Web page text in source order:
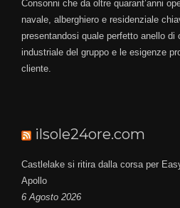
Consonni che da oltre quarant’anni
navale, alberghiero e residenziale
presentandosi quale perfetto anello
industriale del gruppo e le esigenze
cliente.
ilsole24ore.com
Castlelake si ritira dalla corsa per
Apollo
6 Agosto 2026